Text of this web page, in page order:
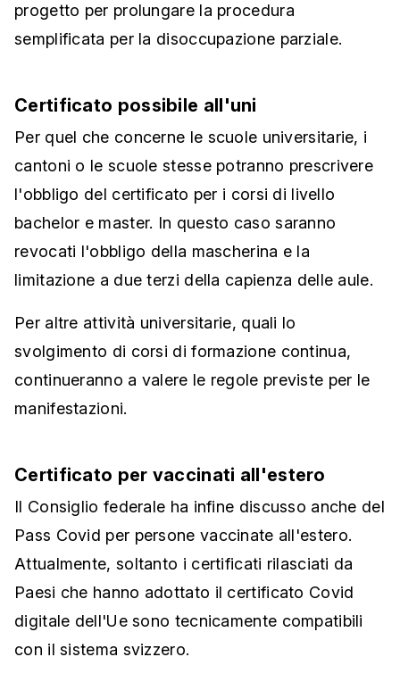
progetto per prolungare la procedura
semplificata per la disoccupazione parziale.
Certificato possibile all'uni
Per quel che concerne le scuole universitarie, i
cantoni o le scuole stesse potranno prescrivere
l'obbligo del certificato per i corsi di livello
bachelor e master. In questo caso saranno
revocati l'obbligo della mascherina e la
limitazione a due terzi della capienza delle aule.
Per altre attività universitarie, quali lo
svolgimento di corsi di formazione continua,
continueranno a valere le regole previste per le
manifestazioni.
Certificato per vaccinati all'estero
Il Consiglio federale ha infine discusso anche del
Pass Covid per persone vaccinate all'estero.
Attualmente, soltanto i certificati rilasciati da
Paesi che hanno adottato il certificato Covid
digitale dell'Ue sono tecnicamente compatibili
con il sistema svizzero.